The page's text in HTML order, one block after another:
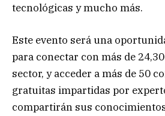
tecnológicas y mucho más.
Este evento será una
para conectar con más de
sector, y acceder a más de 50
gratuitas impartidas por
compartirán sus